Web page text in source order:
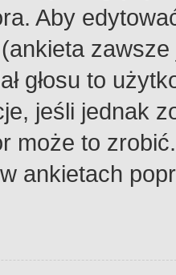
Aby
głosu to
jeśli jednak
może to
ankietach